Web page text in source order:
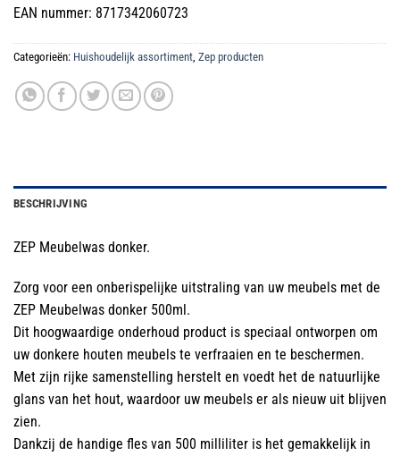
EAN nummer: 8717342060723
Categorieën: Huishoudelijk assortiment Zep producten
BESCHRIJVING
ZEP Meubelwas donker.
Zorg voor een onberispelijke uitstraling van uw meubels met de
ZEP Meubelwas donker 500ml.
Dit hoogwaardige onderhoud product is speciaal ontworpen om
uw donkere houten meubels te verfraaien en te beschermen.
Met zijn rijke samenstelling herstelt en voedt het de natuurlijke
glans van het hout, waardoor uw meubels er als nieuw uit blijven
zien.
Dankzij de handige fles van 500 milliliter is het gemakkelijk in